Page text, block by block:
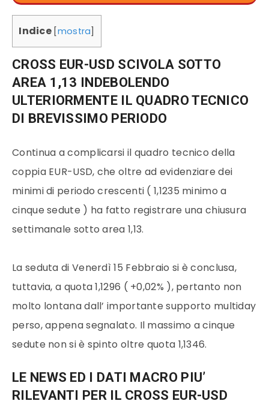
Indice [mostra
CROSS EUR-USD SCIVOLA SOTTO
AREA 1,13 INDEBOLENDO
ULTERIORMENTE IL QUADRO TECNICO
DI BREVISSIMO PERIODO
Continua a complicarsi il quadro tecnico della
coppia EUR-USD, che oltre ad evidenziare dei
minimi di periodo crescenti ( 1,1235 minimo a
cinque sedute ) ha fatto registrare una chiusura
settimanale sotto area 1,13.
La seduta di Venerdì 15 Febbraio si è conclusa,
tuttavia, a quota 1,1296 ( +0,02% ), pertanto non
molto lontana dall’ importante supporto multiday
perso, appena segnalato. Il massimo a cinque
sedute non si è spinto oltre quota 1,1346.
LE NEWS ED I DATI MACRO PIU’
RILEVANTI PER IL CROSS EUR-USD